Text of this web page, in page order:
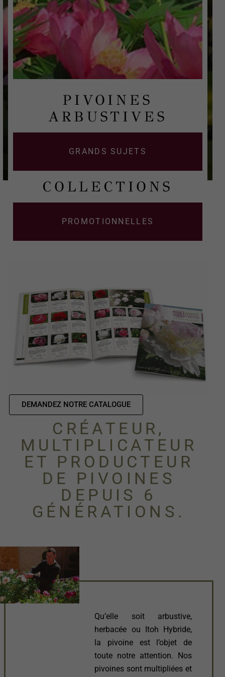
PIVOINES
ARBUSTIVES
GRANDS SUJETS
COLLECTIONS
PROMOTIONNELLES
DEMANDEZ NOTRE CATALOGUE
CRÉATEUR,
MULTIPLICATEUR
ET PRODUCTEUR
DE PIVOINES
DEPUIS 6
GÉNÉRATIONS.
Qu’elle soit arbustive,
herbacée ou Itoh Hybride,
la pivoine est l’objet de
toute notre attention. Nos
pivoines sont multipliées et